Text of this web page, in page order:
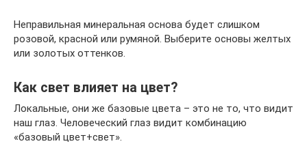
Неправильная минеральная основа будет слишком
розовой, красной или румяной. Выберите основы желтых
или золотых оттенков.
Как свет влияет на цвет?
Локальные, они же базовые цвета – это не то, что видит
наш глаз. Человеческий глаз видит комбинацию
«базовый цвет+свет».